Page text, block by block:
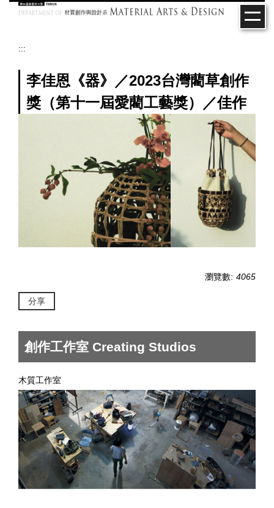
:::
李佳恩《器》／2023台灣藺草創作
獎（第十一屆愛藺工藝獎）／佳作
瀏覽數: 4065
分享
創作工作室 Creating Studios
木質工作室